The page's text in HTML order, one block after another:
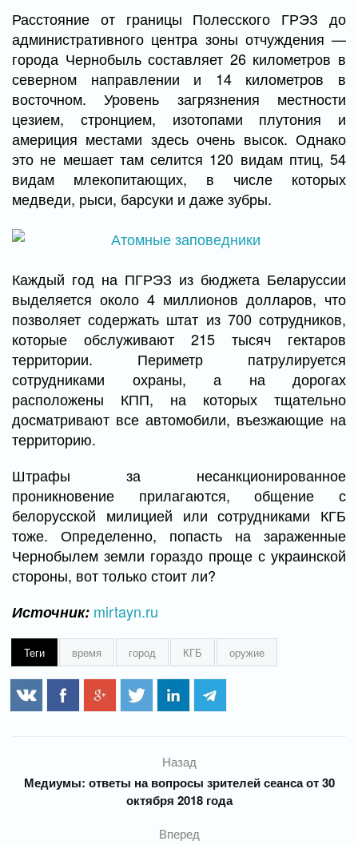
Расстояние от границы Полесского ГРЭЗ до
административного центра зоны отчуждения —
города Чернобыль составляет 26 километров в
северном направлении и 14 километров в
восточном. Уровень загрязнения местности
цезием, стронцием, изотопами плутония и
америция местами здесь очень высок. Однако
это не мешает там селится 120 видам птиц, 54
видам млекопитающих, в числе которых
медведи, рыси, барсуки и даже зубры.
Каждый год на ПГРЭЗ из бюджета Беларуссии
выделяется около 4 миллионов долларов, что
позволяет содержать штат из 700 сотрудников,
которые обслуживают 215 тысяч гектаров
территории. Периметр патрулируется
сотрудниками охраны, а на дорогах
расположены КПП, на которых тщательно
досматривают все автомобили, въезжающие на
территорию.
Штрафы за несанкционированное
проникновение прилагаются, общение с
белорусской милицией или сотрудниками КГБ
тоже. Определенно, попасть на зараженные
Чернобылем земли гораздо проще с украинской
стороны, вот только стоит ли?
Источник: mirtayn.ru
Теги время город КГБ оружие
Назад
Медиумы: ответы на вопросы зрителей сеанса от 30
октября 2018 года
Вперед